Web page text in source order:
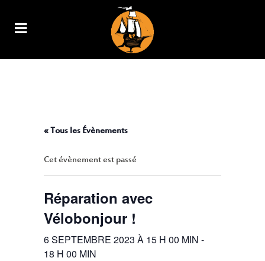
« Tous les Évènements
Cet évènement est passé
Réparation avec
Vélobonjour !
6 SEPTEMBRE 2023 À 15 H 00 MIN -
18 H 00 MIN